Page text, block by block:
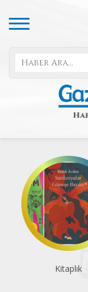
Kitaplık